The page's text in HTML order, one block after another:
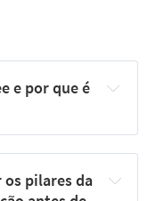
e por que é
pilares da